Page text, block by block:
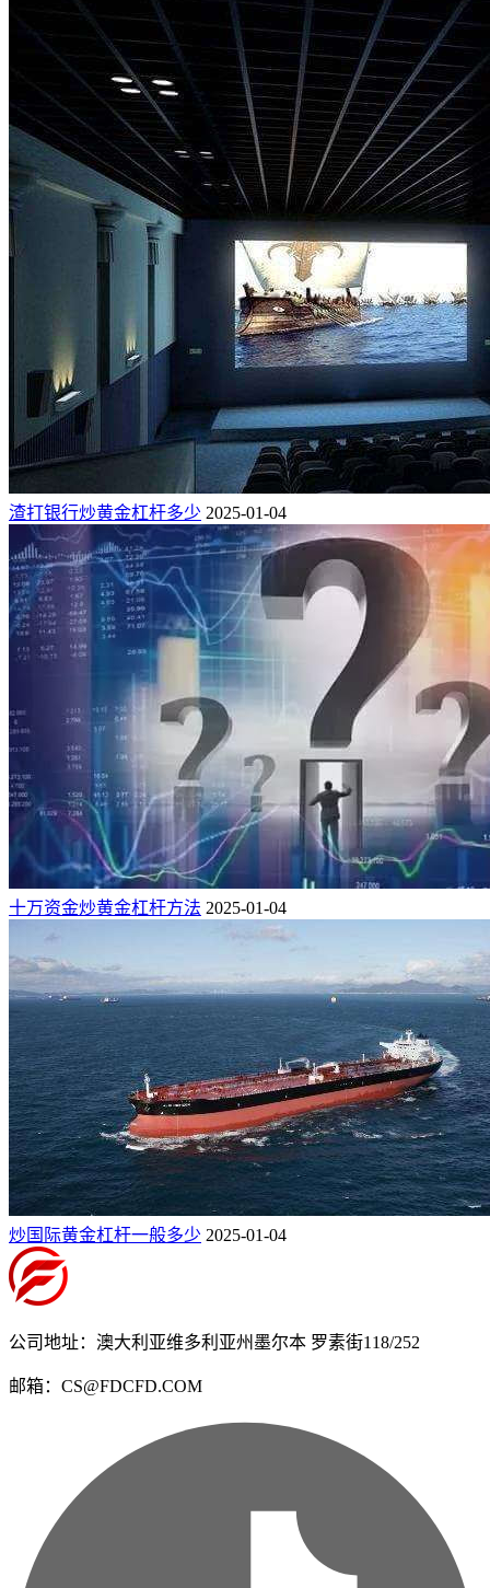
渣打银行炒黄金杠杆多少 2025-01-04
十万资金炒黄金杠杆方法 2025-01-04
炒国际黄金杠杆一般多少 2025-01-04
公司地址：澳大利亚维多利亚州墨尔本 罗素街118/252
邮箱：CS@FDCFD.COM